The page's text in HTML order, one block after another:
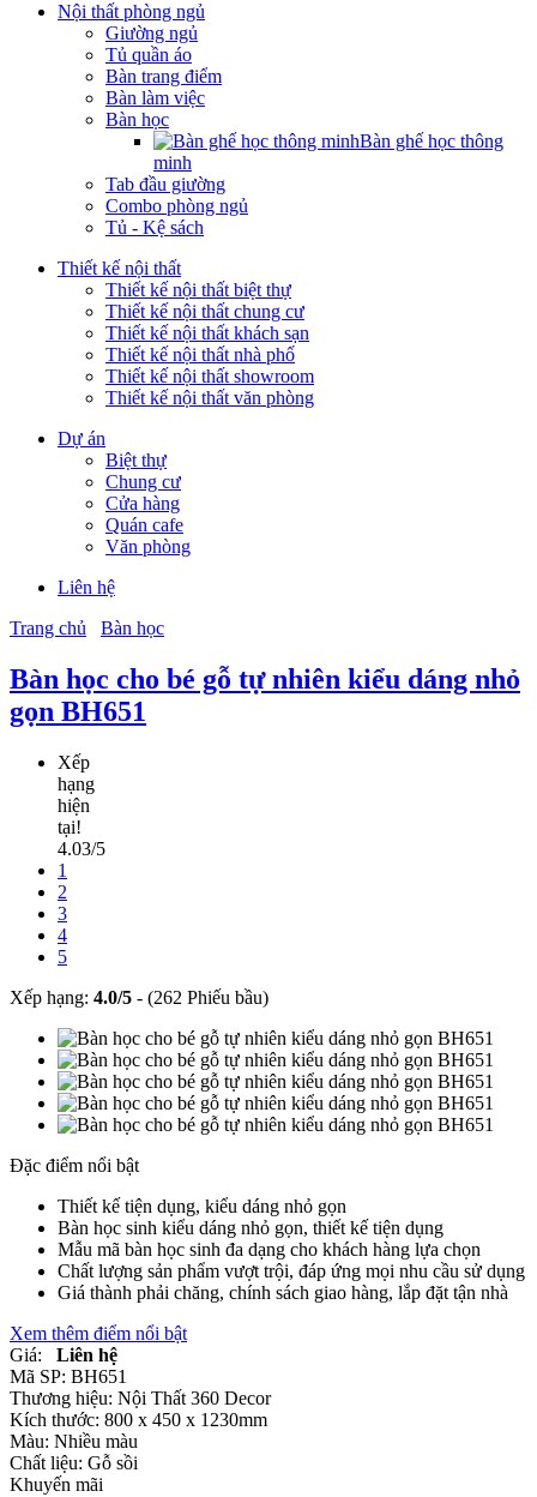
Nội thất phòng ngủ
Giường ngủ
Tủ quần áo
Bàn trang điểm
Bàn làm việc
Bàn học
Bàn ghế học thông
minh
Tab đầu giường
Combo phòng ngủ
Tủ - Kệ sách
Thiết kế nội thất
Thiết kế nội thất biệt thự
Thiết kế nội thất chung cư
Thiết kế nội thất khách sạn
Thiết kế nội thất nhà phố
Thiết kế nội thất showroom
Thiết kế nội thất văn phòng
Dự án
Biệt thự
Chung cư
Cửa hàng
Quán cafe
Văn phòng
Liên hệ
Trang chủ
Bàn học
Bàn học cho bé gỗ tự nhiên kiểu dáng nhỏ
gọn BH651
Xếp
hạng
hiện
tại!
4.03/5
1
2
3
4
5
Xếp hạng: 4.0/5 - (262 Phiếu bầu)
Đặc điểm nổi bật
Thiết kế tiện dụng, kiểu dáng nhỏ gọn
Bàn học sinh kiểu dáng nhỏ gọn, thiết kế tiện dụng
Mẫu mã bàn học sinh đa dạng cho khách hàng lựa chọn
Chất lượng sản phẩm vượt trội, đáp ứng mọi nhu cầu sử dụng
Giá thành phải chăng, chính sách giao hàng, lắp đặt tận nhà
Xem thêm điểm nổi bật
Giá:
Liên hệ
Mã SP: BH651
Thương hiệu: Nội Thất 360 Decor
Kích thước: 800 x 450 x 1230mm
Màu: Nhiều màu
Chất liệu: Gỗ sồi
Khuyến mãi